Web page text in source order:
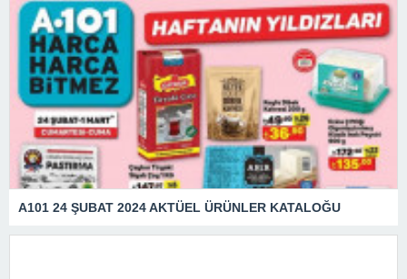
A101 24 ŞUBAT 2024 AKTÜEL ÜRÜNLER KATALOĞU